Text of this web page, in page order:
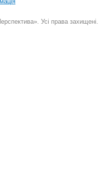
Усі права захищені.